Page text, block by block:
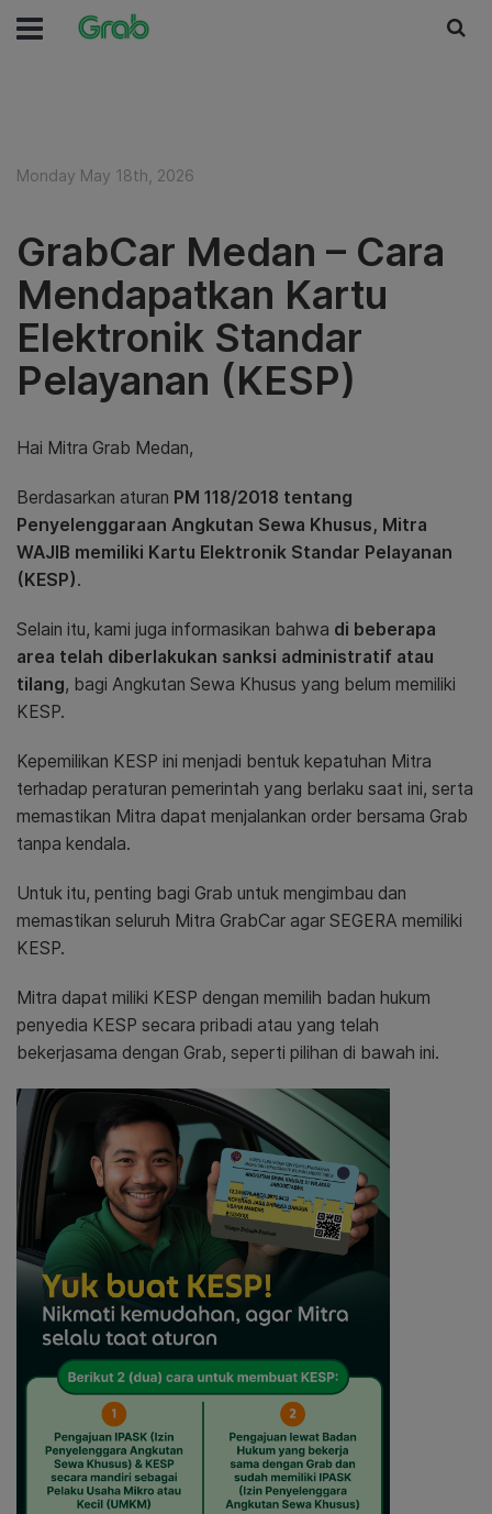
Monday May 18th, 2026
GrabCar Medan – Cara
Mendapatkan Kartu
Elektronik Standar
Pelayanan (KESP)
Hai Mitra Grab Medan,
Berdasarkan aturan PM 118/2018 tentang
Penyelenggaraan Angkutan Sewa Khusus, Mitra
WAJIB memiliki Kartu Elektronik Standar Pelayanan
(KESP).
Selain itu, kami juga informasikan bahwa di beberapa
area telah diberlakukan sanksi administratif atau
tilang, bagi Angkutan Sewa Khusus yang belum memiliki
KESP.
Kepemilikan KESP ini menjadi bentuk kepatuhan Mitra
terhadap peraturan pemerintah yang berlaku saat ini, serta
memastikan Mitra dapat menjalankan order bersama Grab
tanpa kendala.
Untuk itu, penting bagi Grab untuk mengimbau dan
memastikan seluruh Mitra GrabCar agar SEGERA memiliki
KESP.
Mitra dapat miliki KESP dengan memilih badan hukum
penyedia KESP secara pribadi atau yang telah
bekerjasama dengan Grab, seperti pilihan di bawah ini.